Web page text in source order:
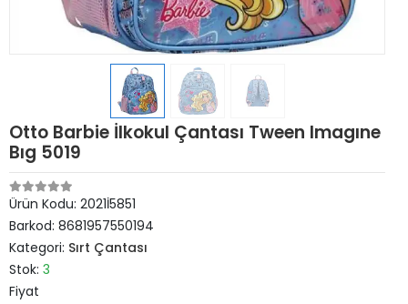
Otto Barbie İlkokul Çantası Tween Imagıne
Bıg 5019
Ürün Kodu: 2021İ5851
Barkod: 8681957550194
Kategori: Sırt Çantası
Stok: 3
Fiyat